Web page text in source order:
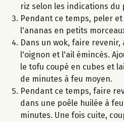
riz selon les indications du
Pendant ce temps, peler
l'ananas en petits
Dans un wok, faire revenir,
l'oignon et l'ail émincés.
le tofu coupé en cubes et
de minutes à feu moyen.
Pendant ce temps, faire
dans une poêle huilée à
minutes. Une fois cuite,